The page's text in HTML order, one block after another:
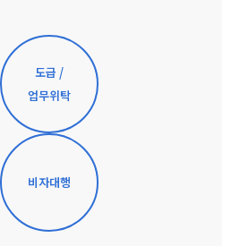
도급 /
업무위탁
비자대행